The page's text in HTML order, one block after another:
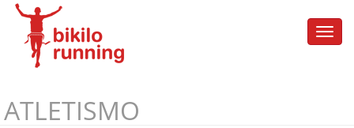
ATLETISMO